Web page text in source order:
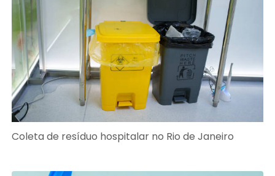
Coleta de resíduo hospitalar no Rio de Janeiro